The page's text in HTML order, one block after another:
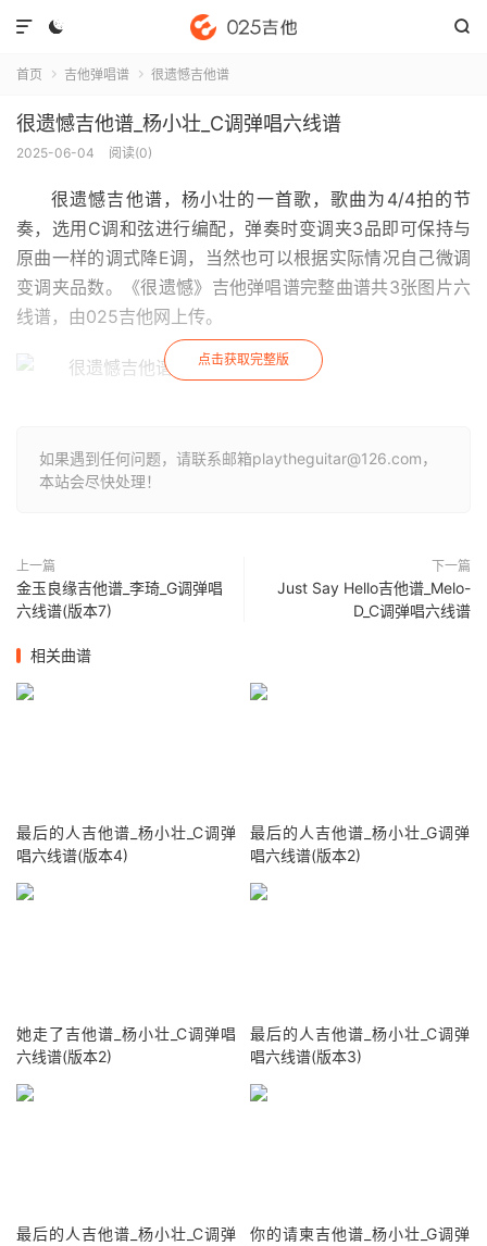
 

首页  吉他弹唱谱  很遗憾吉他谱
很遗憾吉他谱_杨小壮_C调弹唱六线谱
2025-06-04 阅读(0)
很遗憾吉他谱，杨小壮的一首歌，歌曲为4/4拍的节
奏，选用C调和弦进行编配，弹奏时变调夹3品即可保持与
原曲一样的调式降E调，当然也可以根据实际情况自己微调
变调夹品数。《很遗憾》吉他弹唱谱完整曲谱共3张图片六
线谱，由025吉他网上传。
点击获取完整版
如果遇到任何问题，请联系邮箱playtheguitar@126.com，
本站会尽快处理！
上一篇
金玉良缘吉他谱_李琦_G调弹唱
六线谱(版本7)
下一篇
Just Say Hello吉他谱_Melo-
D_C调弹唱六线谱
相关曲谱
最后的人吉他谱_杨小壮_C调弹
唱六线谱(版本4)
最后的人吉他谱_杨小壮_G调弹
唱六线谱(版本2)
她走了吉他谱_杨小壮_C调弹唱
六线谱(版本2)
最后的人吉他谱_杨小壮_C调弹
唱六线谱(版本3)
最后的人吉他谱_杨小壮_C调弹
你的请柬吉他谱_杨小壮_G调弹